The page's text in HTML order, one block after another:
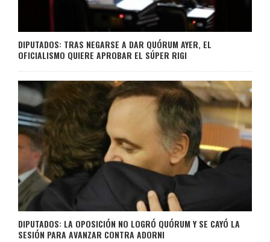
DIPUTADOS: TRAS NEGARSE A DAR QUÓRUM AYER, EL
OFICIALISMO QUIERE APROBAR EL SÚPER RIGI
DIPUTADOS: LA OPOSICIÓN NO LOGRÓ QUÓRUM Y SE CAYÓ LA
SESIÓN PARA AVANZAR CONTRA ADORNI